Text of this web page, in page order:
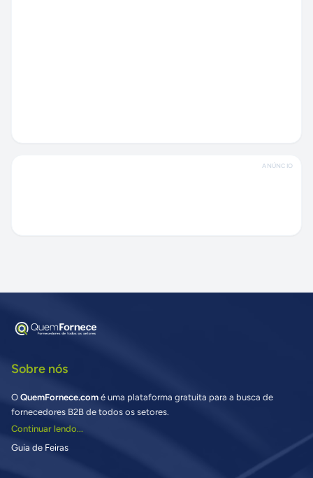
ANÚNCIO
Sobre nós
O QuemFornece.com é uma plataforma gratuita para a busca de
fornecedores B2B de todos os setores.
Continuar lendo...
Guia de Feiras